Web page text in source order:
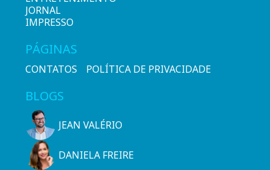
JORNAL
IMPRESSO
PÁGINAS
CONTATOS POLÍTICA DE PRIVACIDADE
BLOGS
JEAN VALÉRIO
DANIELA FREIRE